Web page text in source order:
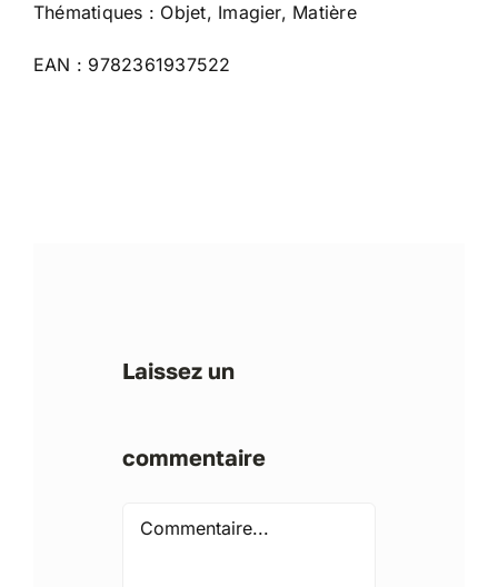
Thématiques : Objet, Imagier, Matière
EAN : 9782361937522
Laissez un
commentaire
Comment